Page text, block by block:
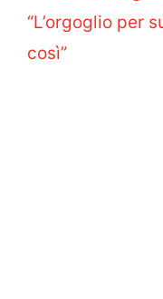
“L’orgoglio per
così”